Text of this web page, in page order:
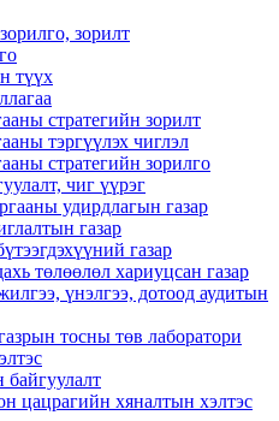
зорилт
түүх
стратегийн зорилт
тэргүүлэх чиглэл
стратегийн зорилго
чиг үүрэг
удирдлагын газар
газар
газар
төлөөлөл хариуцсан газар
үнэлгээ, дотоод аудитын
тосны төв лаборатори
байгуулалт
цацрагийн хяналтын хэлтэс